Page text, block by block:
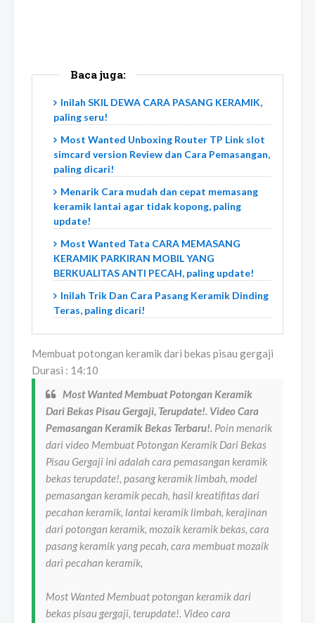
Baca juga:
Inilah SKIL DEWA CARA PASANG KERAMIK,
paling seru!
Most Wanted Unboxing Router TP Link slot
simcard version Review dan Cara Pemasangan,
paling dicari!
Menarik Cara mudah dan cepat memasang
keramik lantai agar tidak kopong, paling
update!
Most Wanted Tata CARA MEMASANG
KERAMIK PARKIRAN MOBIL YANG
BERKUALITAS ANTI PECAH, paling update!
Inilah Trik Dan Cara Pasang Keramik Dinding
Teras, paling dicari!
Membuat potongan keramik dari bekas pisau gergaji
Durasi : 14:10
Most Wanted Membuat Potongan Keramik
Dari Bekas Pisau Gergaji, Terupdate!. Video Cara
Pemasangan Keramik Bekas Terbaru!. Poin menarik
dari video Membuat Potongan Keramik Dari Bekas
Pisau Gergaji ini adalah cara pemasangan keramik
bekas terupdate!, pasang keramik limbah, model
pemasangan keramik pecah, hasil kreatifitas dari
pecahan keramik, lantai keramik limbah, kerajinan
dari potongan keramik, mozaik keramik bekas, cara
pasang keramik yang pecah, cara membuat mozaik
dari pecahan keramik,
Most Wanted Membuat potongan keramik dari
bekas pisau gergaji, terupdate!. Video cara